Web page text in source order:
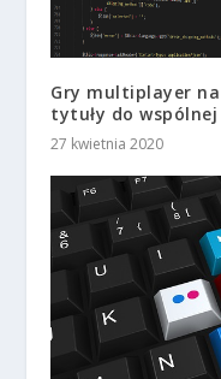
Gry multiplayer
tytuły do
27 kwietnia 2020